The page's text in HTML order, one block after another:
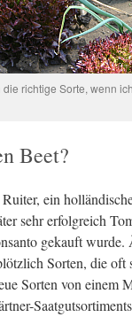
richtige Sorte, wenn
Beet?
ein
sehr erfolgreich
gekauft
Sorten, die
Sorten von einem